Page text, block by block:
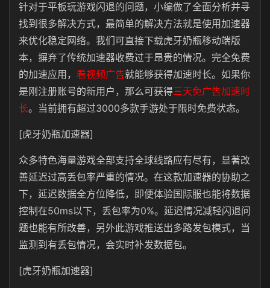
针对于平板玩游戏闪退的问题，小编做了全面分析并寻
找到很多解决方式，最简单的解决方法就是使用加速器
来优化稳定网络。我们可直接下载虎牙奶瓶移动端版
本，摒弃了传统加速器收费过于昂贵的情况。完全免费
的加速应用， 看视频广告就能够获得加速时长。如果你
是刚注册账号的新用户，那么可获得三天免广告加速时
长。当前拥有超过3000多款手游处于限时免费状态。
[虎牙奶瓶加速器]
众多特色海量游戏全部支持全球线路应有尽有，显著改
善延迟过高丢包率严重的情况。在这款加速器的协助之
下，延迟数据全方位降低，即便体验国际服也能将数据
控制在50ms以下，丢包率为0%。延迟情况减轻闪退问
题也能有所改善，另外此游戏推送出多路发包模式，当
监测到有丢包情况，会实时补发数据包。
[虎牙奶瓶加速器]